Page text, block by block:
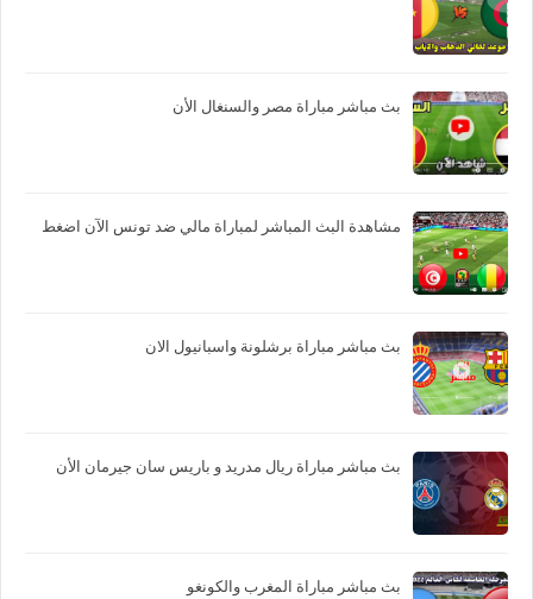
بث مباشر مباراة مصر والسنغال الأن
مشاهدة البث المباشر لمباراة مالي ضد تونس الآن اضغط
بث مباشر مباراة برشلونة واسبانيول الان
بث مباشر مباراة ريال مدريد و باريس سان جيرمان الأن
بث مباشر مباراة المغرب والكونغو